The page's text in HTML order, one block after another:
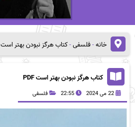
خانه-فلسفی-کتاب هرگز نبودن بهتر است PDF
کتاب هرگز نبودن بهتر است PDF
22 می 2024 22:55 فلسفی